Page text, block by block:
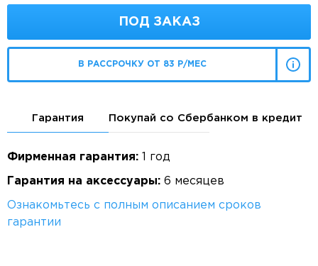
ПОД ЗАКАЗ
В РАССРОЧКУ ОТ 83 Р/МЕС
Гарантия Покупай со Сбербанком в кредит
Фирменная гарантия: 1 год
Гарантия на аксессуары: 6 месяцев
Ознакомьтесь с полным описанием сроков
гарантии